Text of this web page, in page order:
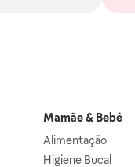
Mamãe & Bebê
Alimentação
Higiene Bucal